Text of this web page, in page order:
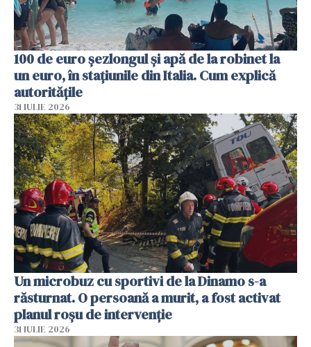
100 de euro șezlongul și apă de la robinet la
un euro, în stațiunile din Italia. Cum explică
autoritățile
31 IULIE 2026
Un microbuz cu sportivi de la Dinamo s-a
răsturnat. O persoană a murit, a fost activat
planul roșu de intervenție
31 IULIE 2026